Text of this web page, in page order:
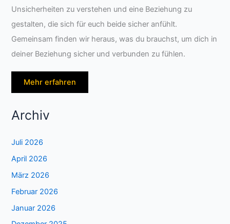
Unsicherheiten zu verstehen und eine Beziehung zu
gestalten, die sich für euch beide sicher anfühlt.
Gemeinsam finden wir heraus, was du brauchst, um dich in
deiner Beziehung sicher und verbunden zu fühlen.
Mehr erfahren
Archiv
Juli 2026
April 2026
März 2026
Februar 2026
Januar 2026